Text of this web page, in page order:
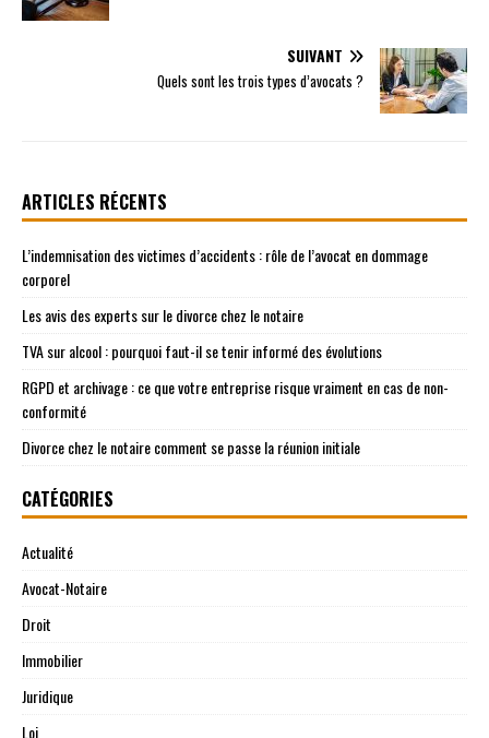
SUIVANT
Quels sont les trois types d’avocats ?
ARTICLES RÉCENTS
L’indemnisation des victimes d’accidents : rôle de l’avocat en dommage
corporel
Les avis des experts sur le divorce chez le notaire
TVA sur alcool : pourquoi faut-il se tenir informé des évolutions
RGPD et archivage : ce que votre entreprise risque vraiment en cas de non-
conformité
Divorce chez le notaire comment se passe la réunion initiale
CATÉGORIES
Actualité
Avocat-Notaire
Droit
Immobilier
Juridique
Loi